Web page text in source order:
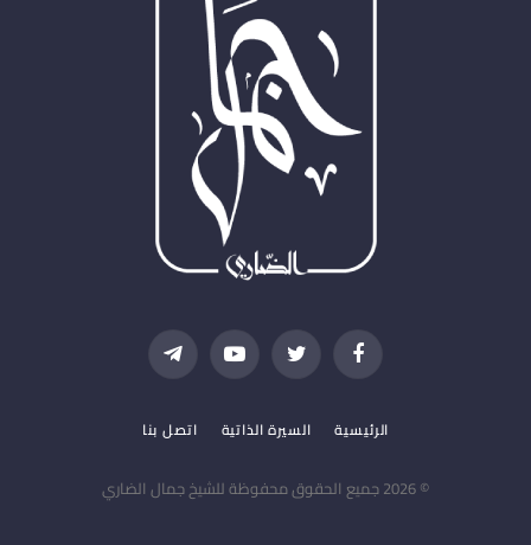
فيسبوك تويتر يوتيوب تيلقرام
الرئيسية السيرة الذاتية اتصل بنا
© 2026 جميع الحقوق محفوظة للشيخ جمال الضاري